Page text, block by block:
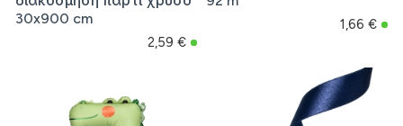
30x900 cm
2,59 €
1,66 €